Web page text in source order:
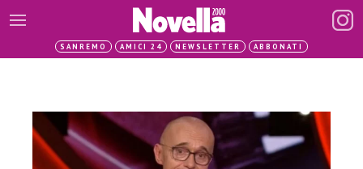
SANREMO AMICI 24 NEWSLETTER ABBONATI